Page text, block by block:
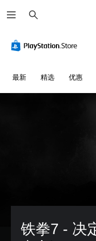
索
最新 精选 优惠
铁拳7 - 决